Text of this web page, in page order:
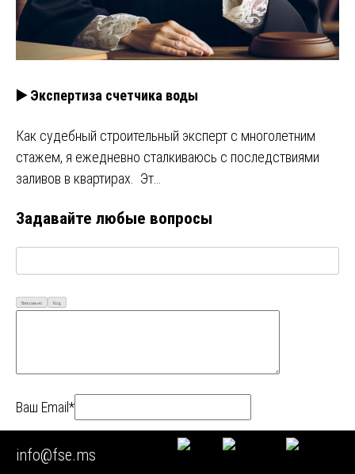
▶️ Экспертиза счетчика воды
Как судебный строительный эксперт с многолетним
стажем, я ежедневно сталкиваюсь с последствиями
заливов в квартирах. Эт…
Задавайте любые вопросы
Визуально Код
Ваш Email*
Ваше имя*
info@fse.ms